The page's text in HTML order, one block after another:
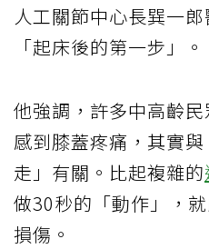
人工關節中心長巽一郎
「起床後的第一步」。
他強調，許多中高齡
感到膝蓋疼痛，其實
走」有關。比起複雜的
做30秒的「動作」，
損傷。